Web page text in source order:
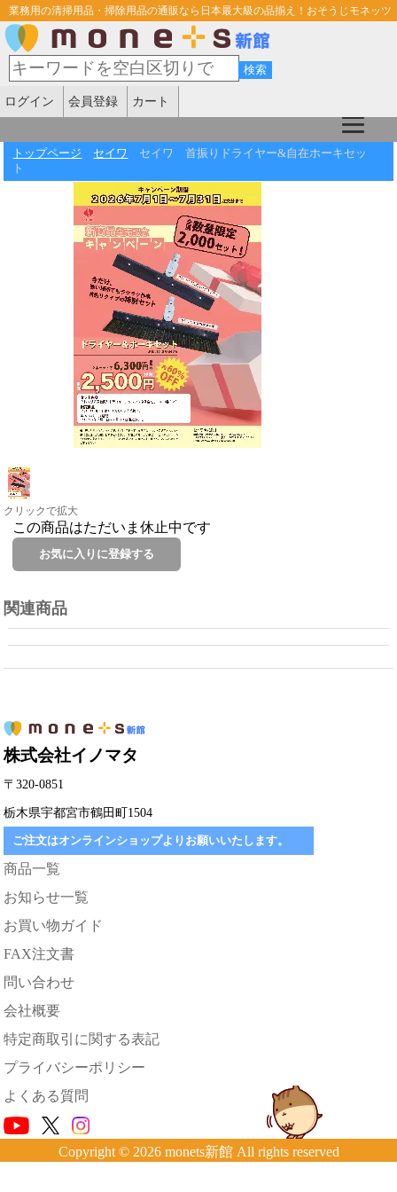
業務用の清掃用品・掃除用品の通販なら日本最大級の品揃え！おそうじモネッツ
ログイン 会員登録 カート
トップページ セイワ
セイワ 首振りドライヤー&自在ホーキセッ
ト
クリックで拡大
この商品はただいま休止中です
関連商品
株式会社イノマタ
〒320-0851
栃木県宇都宮市鶴田町1504
ご注文はオンラインショップよりお願いいたします。
商品一覧
お知らせ一覧
お買い物ガイド
FAX注文書
問い合わせ
会社概要
特定商取引に関する表記
プライバシーポリシー
よくある質問
Copyright © 2026 monets新館 All rights reserved